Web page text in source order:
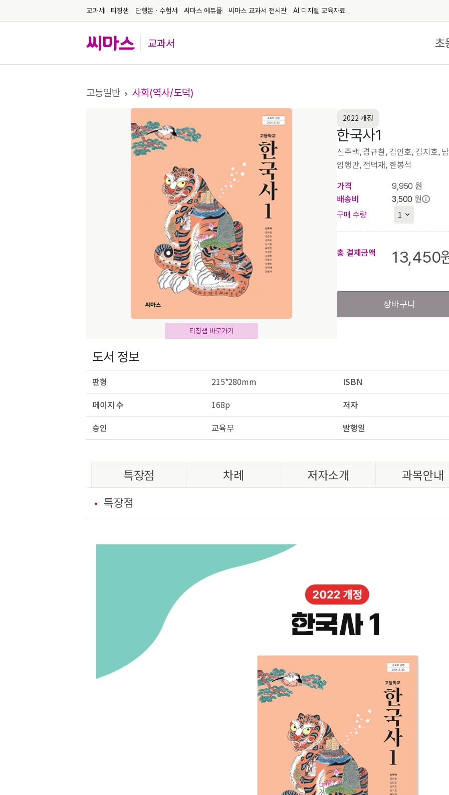
교과서 티칭샘 단행본ㆍ수험서 씨마스 에듀몰 씨마스 교과서 전시관 AI 디지털 교육자료
교과서 초
고등일반 사회(역사/도덕)
티칭샘 바로가기
2022 개정
한국사1
신주백, 경규칠, 김인호, 김지호,
임행만, 전덕재, 한봉석
가격
9,950 원
배송비
3,500 원
구매 수량
총 결제금액 13,450
장바구니
도서 정보
판형 215*280mm ISBN
페이지 수
168p 저자
승인
교육부 발행일
특장점 차례 저자소개 과목안내
특장점